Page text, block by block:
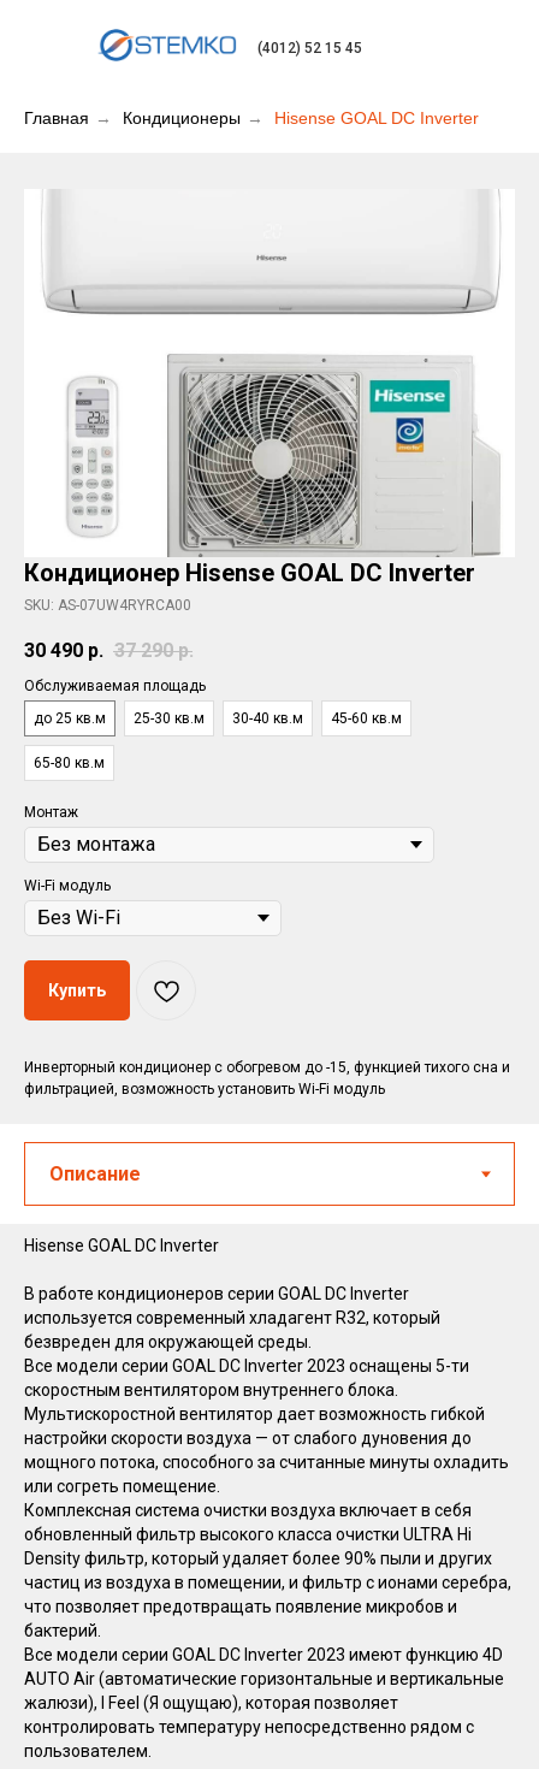
(4012) 52 15 45
Главная → Кондиционеры → Hisense GOAL DC Inverter
Кондиционер Hisense GOAL DC Inverter
SKU: AS-07UW4RYRCA00
30 490 р. 37 290 р.
Обслуживаемая площадь
до 25 кв.м
25-30 кв.м 30-40 кв.м 45-60 кв.м
65-80 кв.м
Монтаж
Wi-Fi модуль
Купить
Инверторный кондиционер с обогревом до -15, функцией тихого сна и
фильтрацией, возможность установить Wi-Fi модуль
Hisense GOAL DC Inverter
В работе кондиционеров серии GOAL DC Inverter
используется современный хладагент R32, который
безвреден для окружающей среды.
Все модели серии GOAL DC Inverter 2023 оснащены 5-ти
скоростным вентилятором внутреннего блока.
Мультискоростной вентилятор дает возможность гибкой
настройки скорости воздуха — от слабого дуновения до
мощного потока, способного за считанные минуты охладить
или согреть помещение.
Комплексная система очистки воздуха включает в себя
обновленный фильтр высокого класса очистки ULTRA Hi
Density фильтр, который удаляет более 90% пыли и других
частиц из воздуха в помещении, и фильтр с ионами серебра,
что позволяет предотвращать появление микробов и
бактерий.
Все модели серии GOAL DC Inverter 2023 имеют функцию 4D
AUTO Air (автоматические горизонтальные и вертикальные
жалюзи), I Feel (Я ощущаю), которая позволяет
контролировать температуру непосредственно рядом с
пользователем.